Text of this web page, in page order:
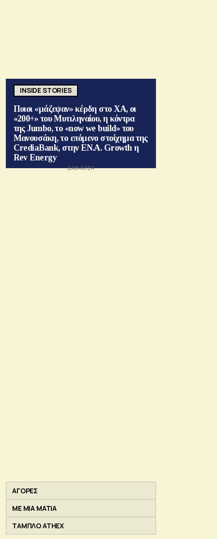
INSIDE STORIES
Ποιοι «μάζεψαν» κέρδη στο ΧΑ, οι
«200+» του Μυτιληναίου, η κόντρα
της Jumbo, το «now we build» του
Μανουσάκη, το επόμενο στοίχημα της
CrediaBank, στην ΕΝ.Α. Growth η
Rev Energy
ΑΓΟΡΕΣ
ΜΕ ΜΙΑ ΜΑΤΙΑ
ΤΑΜΠΛΟ ATHEX